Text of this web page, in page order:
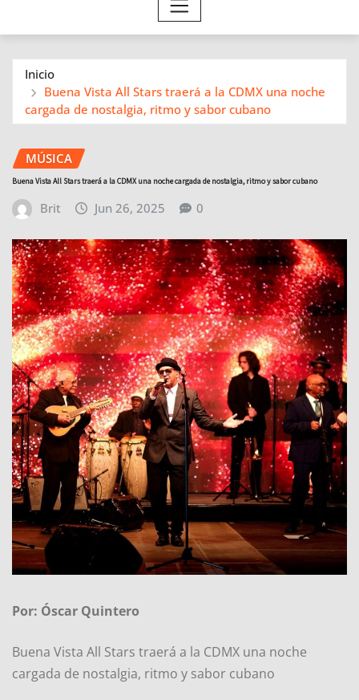
Inicio
Buena Vista All Stars traerá a la CDMX una noche
cargada de nostalgia, ritmo y sabor cubano
MÚSICA
Buena Vista All Stars traerá a la CDMX una noche cargada de nostalgia, ritmo y sabor cubano
Brit Jun 26, 2025 0
Por: Óscar Quintero
Buena Vista All Stars traerá a la CDMX una noche
cargada de nostalgia, ritmo y sabor cubano